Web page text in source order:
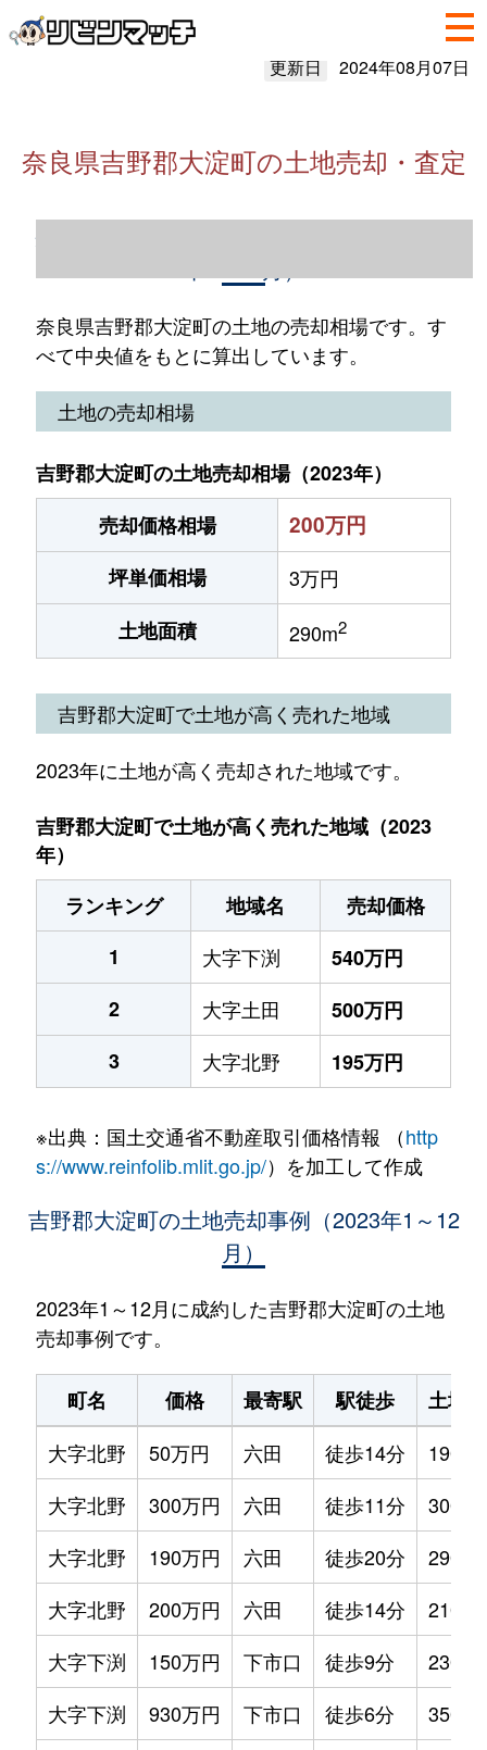
更新日 2024年08月07日
奈良県吉野郡大淀町の土地売却・査定
奈良県吉野郡大淀町の土地売却情報（2023
奈良県吉野郡大淀町の土地の売却相場です。す
べて中央値をもとに算出しています。
土地の売却相場
吉野郡大淀町の土地売却相場（2023年）
売却価格相場
200万円
坪単価相場
3万円
土地面積
290m2
吉野郡大淀町で土地が高く売れた地域
2023年に土地が高く売却された地域です。
吉野郡大淀町で土地が高く売れた地域（2023
年）
ランキング
地域名
売却価格
1
大字下渕
540万円
2
大字土田
500万円
3
大字北野 195万円
※出典：国土交通省不動産取引価格情報 （http
s://www.reinfolib.mlit.go.jp/）を加工して作成
吉野郡大淀町の土地売却事例（2023年1～12
月）
2023年1～12月に成約した吉野郡大淀町の土地
売却事例です。
町名 価格 最寄駅 駅徒歩
土地
大字北野
50万円 六田 徒歩14分
190m²
大字北野
300万円 六田 徒歩11分
300m²
大字北野
190万円 六田 徒歩20分
290m²
大字北野
200万円 六田 徒歩14分
210m²
大字下渕
150万円 下市口 徒歩9分
230m²
大字下渕
930万円 下市口 徒歩6分
350m²